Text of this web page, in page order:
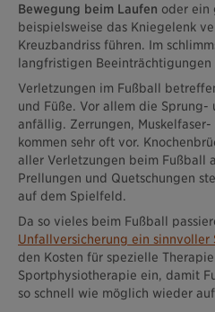
Bewegung beim Laufen oder ein
beispielsweise das Kniegelenk
Kreuzbandriss führen. Im
langfristigen Beeinträchtigungen
Verletzungen im Fußball
und Füße. Vor allem die Sprung-
anfällig. Zerrungen, Muskelfaser-
kommen sehr oft vor.
aller Verletzungen beim Fußball
Prellungen und Quetschungen
auf dem Spielfeld.
Da so vieles beim Fußball
Unfallversicherung ein sinnvoller
den Kosten für spezielle
Sportphysiotherapie ein, damit
so schnell wie möglich wieder